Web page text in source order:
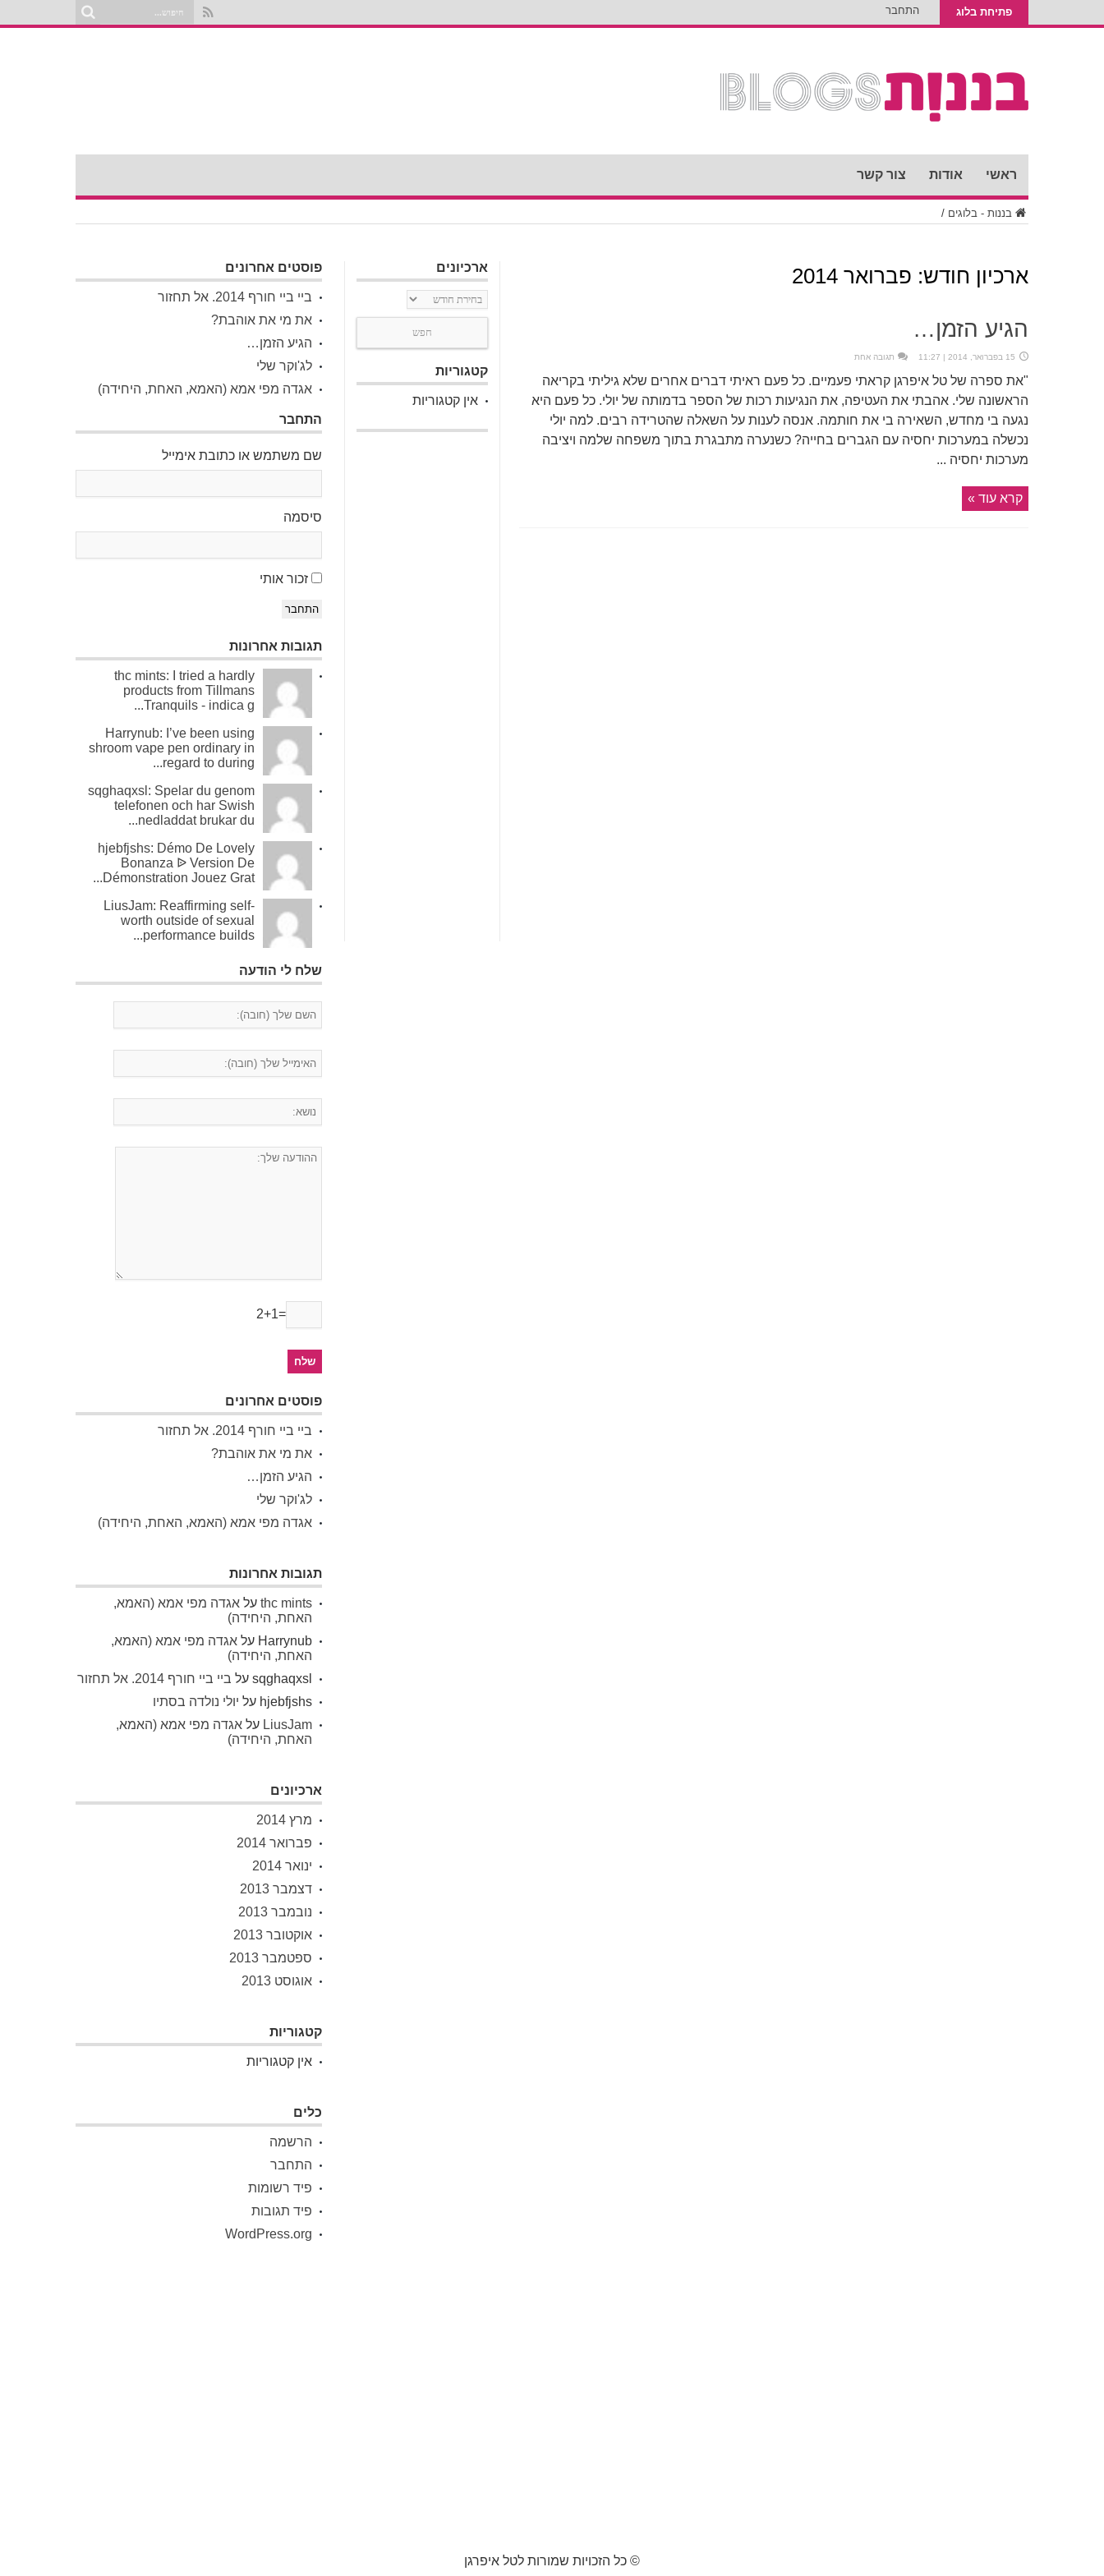
פתיחת בלוג התחבר
ראשי אודות צור קשר
בננות - בלוגים /
ארכיון חודש: פברואר 2014
הגיע הזמן…
15 בפברואר, 2014 | 11:27 תגובה אחת
"את ספרה של טל איפרגן קראתי פעמיים. כל פעם ראיתי דברים אחרים שלא גיליתי בקריאה
הראשונה שלי. אהבתי את העטיפה, את הנגיעות רכות של הספר בדמותה של יולי. כל פעם היא
נגעה בי מחדש, השאירה בי את חותמה. אנסה לענות על השאלה שהטרידה רבים. למה יולי
נכשלה במערכות יחסיה עם הגברים בחייה? כשנערה מתבגרת בתוך משפחה שלמה ויציבה
מערכות יחסיה ...
קרא עוד »
ארכיונים
ארכיונים
קטגוריות
אין קטגוריות
פוסטים אחרונים
ביי ביי חורף 2014. אל תחזור
את מי את אוהבת?
הגיע הזמן…
לג'וקר שלי
אגדה מפי אמא (האמא, האחת, היחידה)
התחבר
שם משתמש או כתובת אימייל
סיסמה
זכור אותי
התחבר
תגובות אחרונות
thc mints: I tried a hardly
products from Tillmans
Tranquils - indica g...
Harrynub: I’ve been using
shroom vape pen ordinary in
regard to during...
sqghaqxsl: Spelar du genom
telefonen och har Swish
nedladdat brukar du...
hjebfjshs: Démo De Lovely
Bonanza ᐉ Version De
Démonstration Jouez Grat...
LiusJam: Reaffirming self-
worth outside of sexual
performance builds...
שלח לי הודעה
2+1=
פוסטים אחרונים
ביי ביי חורף 2014. אל תחזור
את מי את אוהבת?
הגיע הזמן…
לג'וקר שלי
אגדה מפי אמא (האמא, האחת, היחידה)
תגובות אחרונות
thc mints על אגדה מפי אמא (האמא,
האחת, היחידה)
Harrynub על אגדה מפי אמא (האמא,
האחת, היחידה)
sqghaqxsl על ביי ביי חורף 2014. אל תחזור
hjebfjshs על יולי נולדה בסתיו
LiusJam על אגדה מפי אמא (האמא,
האחת, היחידה)
ארכיונים
מרץ 2014
פברואר 2014
ינואר 2014
דצמבר 2013
נובמבר 2013
אוקטובר 2013
ספטמבר 2013
אוגוסט 2013
קטגוריות
אין קטגוריות
כלים
הרשמה
התחבר
פיד רשומות
פיד תגובות
WordPress.org
© כל הזכויות שמורות לטל איפרגן